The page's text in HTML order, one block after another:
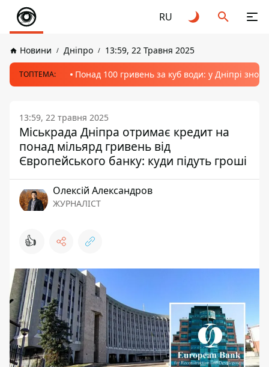
RU
Новини Дніпро 13:59, 22 Травня 2025
ТОПТЕМА: Понад 100 гривень за куб води: у Дніпрі
13:59, 22 травня 2025
Міськрада Дніпра отримає кредит на
понад мільярд гривень від
Європейського банку: куди підуть гроші
Олексій Александров
ЖУРНАЛІСТ
👍